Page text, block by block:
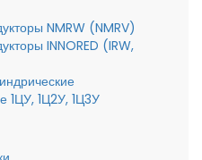
NMRW (NMRV)
INNORED (IRW,
1ЦУ, 1Ц2У, 1Ц3У